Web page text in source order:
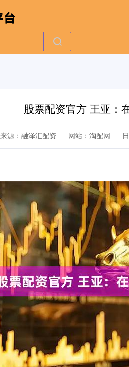
股票配资官方 王亚：
来源：融泽汇配资 网站：淘配网